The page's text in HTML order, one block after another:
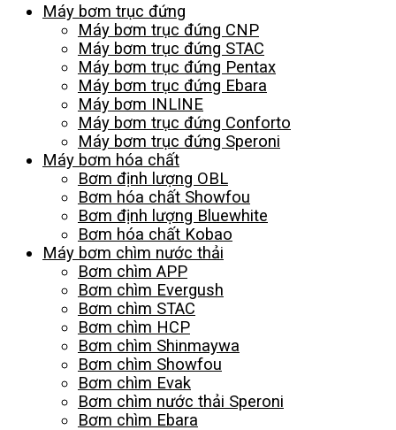
Máy bơm trục đứng
Máy bơm trục đứng CNP
Máy bơm trục đứng STAC
Máy bơm trục đứng Pentax
Máy bơm trục đứng Ebara
Máy bơm INLINE
Máy bơm trục đứng Conforto
Máy bơm trục đứng Speroni
Máy bơm hóa chất
Bơm định lượng OBL
Bơm hóa chất Showfou
Bơm định lượng Bluewhite
Bơm hóa chất Kobao
Máy bơm chìm nước thải
Bơm chìm APP
Bơm chìm Evergush
Bơm chìm STAC
Bơm chìm HCP
Bơm chìm Shinmaywa
Bơm chìm Showfou
Bơm chìm Evak
Bơm chìm nước thải Speroni
Bơm chìm Ebara